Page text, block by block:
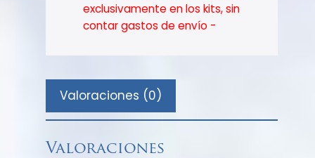
exclusivamente en los kits, sin
contar gastos de envío -
Valoraciones (0)
Valoraciones